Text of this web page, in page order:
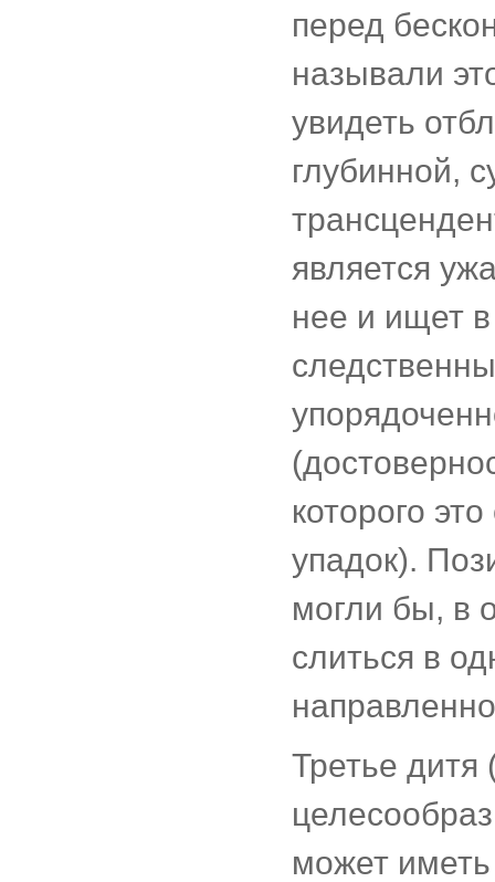
перед
называли
увидеть
глубинной,
является
нее и ищет в
которого
упадок).
могли бы, в
слиться в
Третье дитя
может иметь